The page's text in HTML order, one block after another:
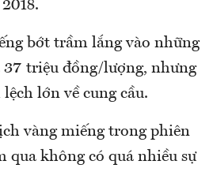
bớt trầm lắng vào những
37 triệu đồng/lượng, nhưng
lớn về cung cầu.
vàng miếng trong phiên
qua không có quá nhiều sự